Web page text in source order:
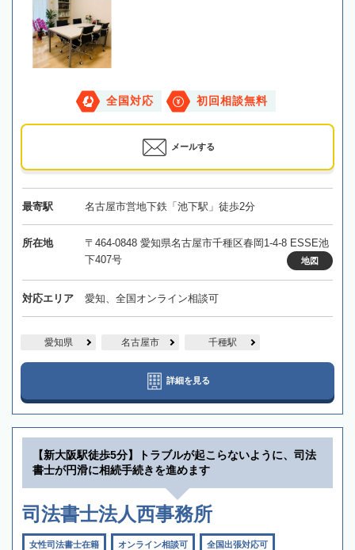
全国対応 初回相談無料
メールする
最寄駅 名古屋市営地下鉄「池下駅」徒歩2分
所在地
〒464-0848 愛知県名古屋市千種区春岡1-4-8 ESSE池
下407号
地図
対応エリア 愛知、全国オンライン相談可
愛知県 名古屋市 千種駅
詳細を見る
【新大阪駅徒歩5分】トラブルが起こらないように、司法
書士が円滑に相続手続きを進めます
司法書士法人西事務所
女性司法書士在籍 オンライン相談可 全国出張対応可